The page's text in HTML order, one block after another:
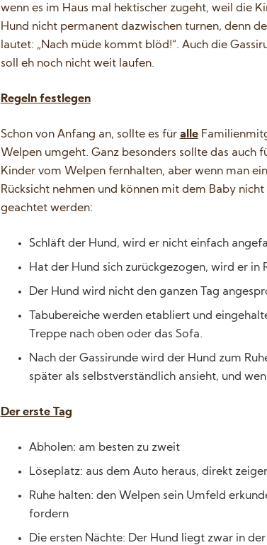
wenn es im Haus mal hektischer zugeht, weil die
Hund nicht permanent dazwischen turnen, denn
lautet: „Nach müde kommt blöd!“. Auch die
soll eh noch nicht weit laufen.
Regeln festlegen
Schon von Anfang an, sollte es für alle
Welpen umgeht. Ganz besonders sollte das
Kinder vom Welpen fernhalten, aber wenn man
Rücksicht nehmen und können mit dem Baby
geachtet werden:
Schläft der Hund, wird er nicht einfach
Hat der Hund sich zurückgezogen, wird er in
Der Hund wird nicht den ganzen Tag
Tabubereiche werden etabliert und
Treppe nach oben oder das Sofa.
Nach der Gassirunde wird der Hund zum
später als selbstverständlich ansieht, und
Der erste Tag
Abholen: am besten zu zweit
Löseplatz: aus dem Auto heraus, direkt
Ruhe halten: den Welpen sein Umfeld
fordern
Die ersten Nächte: Der Hund liegt zwar in